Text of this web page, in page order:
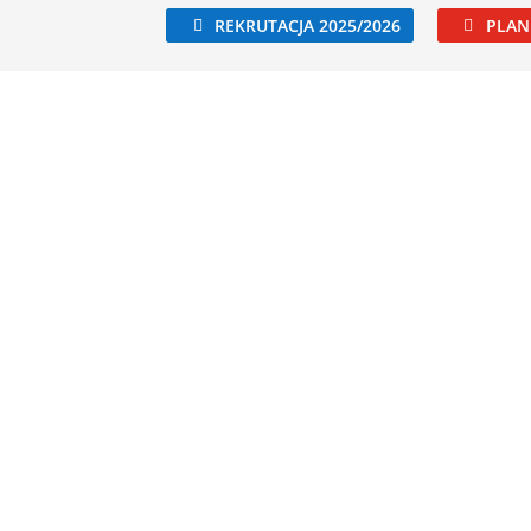
Kierunki kształcenia Dla ucznia /
REKRUTACJA 2025/2026